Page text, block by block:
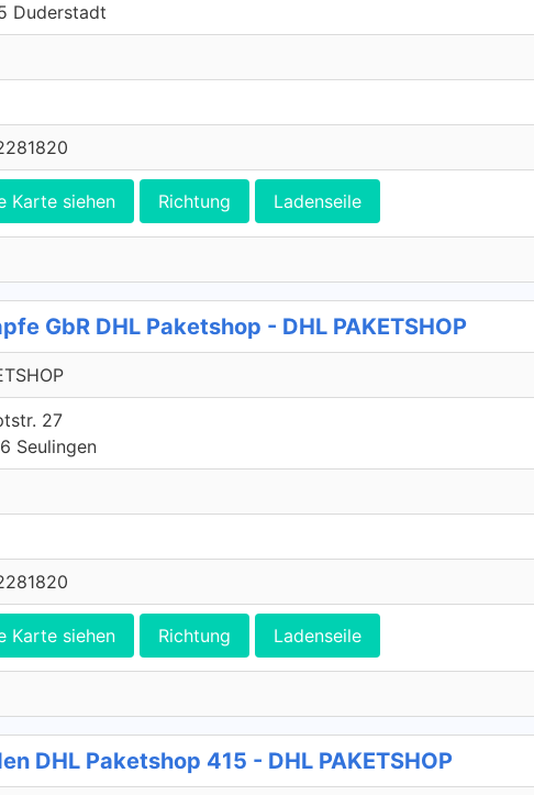
Duderstadt
Karte siehen Richtung Ladenseile
GbR DHL Paketshop - DHL PAKETSHOP
27
Seulingen
Karte siehen Richtung Ladenseile
DHL Paketshop 415 - DHL PAKETSHOP